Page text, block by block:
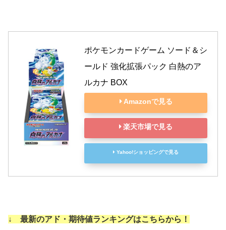
ポケモンカードゲーム ソード＆シ
ールド 強化拡張パック 白熱のア
ルカナ BOX
Amazonで見る
楽天市場で見る
Yahoo!ショッピングで見る
↓ 最新のアド・期待値ランキングはこちらから！